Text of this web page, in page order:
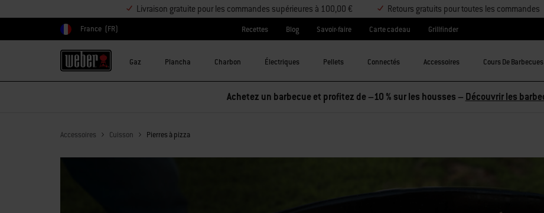
Livraison gratuite pour les commandes supérieures à 100,00 € Retours gratuits pour toutes les commandes
Choisir un pays
France (FR) Recettes Blog Savoir-faire Carte cadeau Grillfinder
Gaz Plancha Charbon Électriques Pellets Connectés Accessoires Cours De Barbecues
Accessoires Cuisson Pierres à pizza